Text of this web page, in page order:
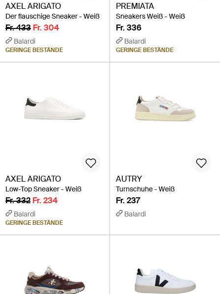
AXEL ARIGATO
Der flauschige Sneaker - Weiß
Fr. 433 Fr. 304
Balardi
GERINGE BESTÄNDE
PREMIATA
Sneakers Weiß - Weiß
Fr. 336
Balardi
GERINGE BESTÄNDE
AXEL ARIGATO
Low-Top Sneaker - Weiß
Fr. 332 Fr. 234
Balardi
GERINGE BESTÄNDE
AUTRY
Turnschuhe - Weiß
Fr. 237
Balardi